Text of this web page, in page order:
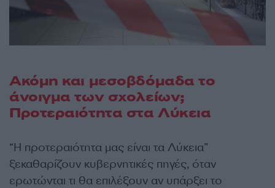
Ακόμη και μεσοβδόμαδα το
άνοιγμα των σχολείων;
Προτεραιότητα στα Λύκεια
“Η προτεραιότητα μας είναι τα Λύκεια”
ξεκαθαρίζουν κυβερνητικές πηγές, όταν
ερωτώνται τι θα επιλέξουν αν υπάρξει το